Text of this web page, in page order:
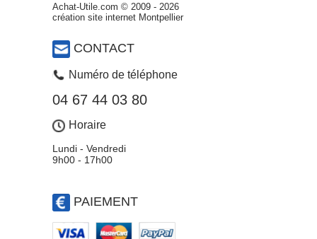
Achat-Utile.com © 2009 - 2026
création site internet Montpellier
CONTACT
Numéro de téléphone
04 67 44 03 80
Horaire
Lundi - Vendredi
9h00 - 17h00
PAIEMENT